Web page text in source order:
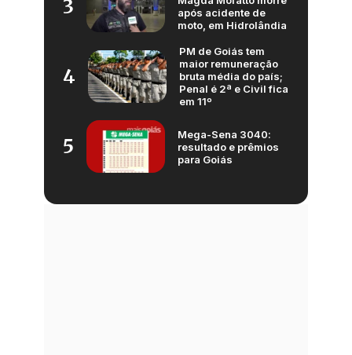
3
após acidente de
moto, em Hidrolândia
4
PM de Goiás tem
maior remuneração
bruta média do país;
Penal é 2ª e Civil fica
em 11º
5
Mega-Sena 3040:
resultado e prêmios
para Goiás